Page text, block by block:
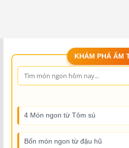
KHÁM PHÁ ẨM
4 Món ngon từ Tôm sú
Bốn món ngon từ đậu hũ